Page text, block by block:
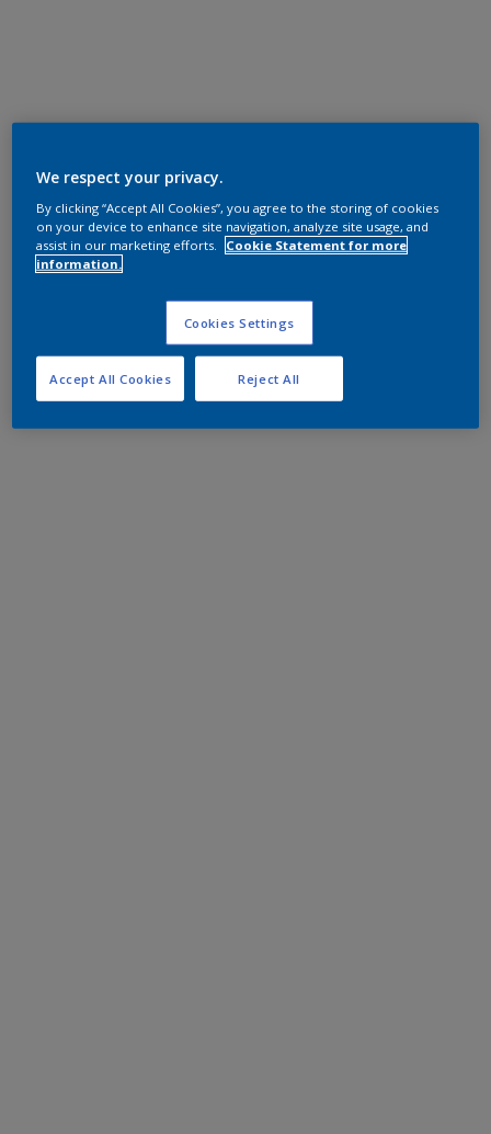
We respect your privacy.
By clicking “Accept All Cookies”, you agree to the storing of cookies
on your device to enhance site navigation, analyze site usage, and
assist in our marketing efforts.
Cookie Statement for more
information.
Cookies Settings
Reject All
Accept All Cookies